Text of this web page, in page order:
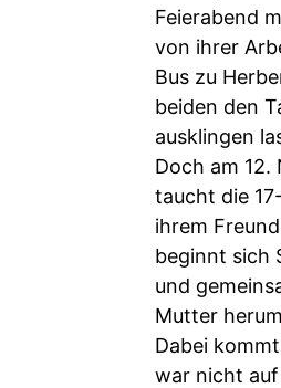
Feierabend
von ihrer
Bus zu
beiden den
ausklingen
Doch am 12.
taucht die
ihrem
beginnt sich
und
Mutter
Dabei
war nicht